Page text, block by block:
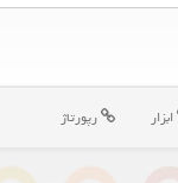
ابزار رپورتاژ